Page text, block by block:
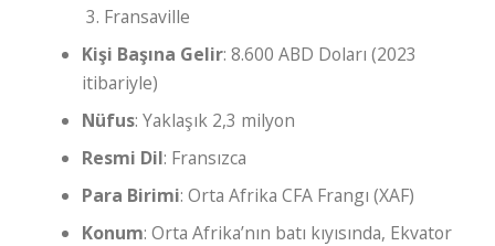
Fransaville
Kişi Başına Gelir: 8.600 ABD Doları (2023
itibariyle)
Nüfus: Yaklaşık 2,3 milyon
Resmi Dil: Fransızca
Para Birimi: Orta Afrika CFA Frangı (XAF)
Konum: Orta Afrika’nın batı kıyısında, Ekvator